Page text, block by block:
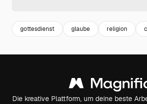
gottesdienst glaube religion
Die kreative Plattform, um deine beste